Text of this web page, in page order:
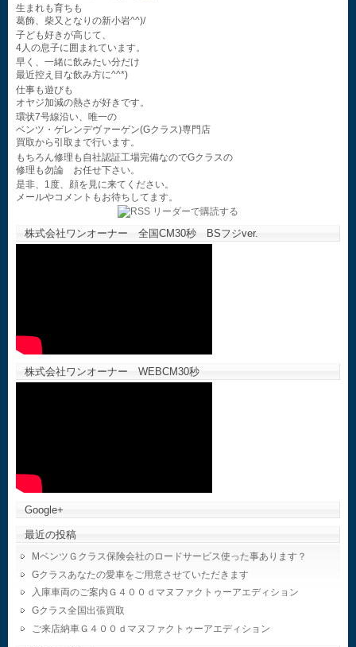
生まれも育ちも
葛飾、柴又となりの新小岩^^)/
子ども好きが高じて、
4人の息子に囲まれています。
早く、一緒に飲みたい分だけ
最近控え目な飲み方に^^*)
仕事も遊びも
オヤジ加減の熱さが好きです。
環状7号線沿い、唯一の
ベンツ・ゲレンデヴァーゲン(Gクラス)専門店
買取から引取まで行います。
もちろん修理も自社認証工場完備なのでGクラスの
修理も勿論 お任せ下さい。
是非、1度、顔を見に来てください。
メールやコメントもお待ちしてます。
株式会社ワンオーナー 全国CM30秒 BSフジver.
株式会社ワンオーナー WEBCM30秒
Google+
最近の投稿
MベンツＧクラス保険会社のロードサービス使った事あります？
Gクラスあなたの愛車をご用意させていただきます
入庫車両のご案内Ｇ４００ｄマヌファクトゥーアエディション
Gクラス全国出張買取
ご来店納車Ｇ４００ｄマヌファクトゥーアエディション